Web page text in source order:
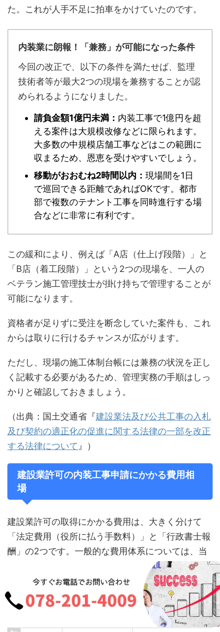
た。これが人手不足に拍車をかけていたのです。
内装業に朗報！「兼務」が可能になった条件
今回の改正で、以下の条件を満たせば、監理
技術者等が最大2つの現場を兼務することが認
められるようになりました。
請負金額1億円未満： 内装工事で1億円を超
える案件は大規模改修などに限られます。
大多数の中規模店舗工事などはこの範囲に
収まるため、恩恵を受けやすいでしょう。
移動がおおむね2時間以内： 現場間を1日
で巡回できる距離であればOKです。都市
部で複数のテナント工事を同時進行する場
合などに非常に有利です。
この緩和により、例えば「A店（仕上げ段階）」と
「B店（着工段階）」という2つの現場を、一人の
ベテラン施工管理技士が掛け持ちで管理することが
可能になります。
資格者が足りずに受注を断念していた案件も、これ
からは取りに行けるチャンスが広がります。
ただし、現場の施工体制台帳には兼務の状況を正し
く記載する必要があるため、管理実務の手順はしっ
かりと確認しておきましょう。
（出典：国土交通省『建設業法及び公共工事の入札
及び契約の適正化の促進に関する法律の一部を改正
する法律について 』）
建設業許可の内装工事申請にかかる費用相
場
建設業許可の取得にかかる費用は、大きく分けて
「法定費用（役所に払う手数料）」と「行政書士報
酬」の2つです。一般的な費用体系については、当
「建設業許可の費用相場まとめ」
をご覧い
ただければと思いますが、ここでは内装工事業者が
申請する際に発生しがちな「プラスアルファのコス
ト要因」
について触れておきます。